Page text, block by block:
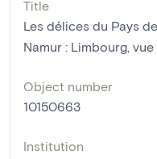
Title
Les délices du Pays
Namur : Limbourg,
Object number
10150663
Institution